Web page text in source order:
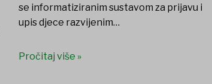
se informatiziranim sustavom za prijavu i
upis djece razvijenim…
Pročitaj više »